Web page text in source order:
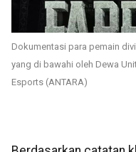
Dokumentasi para pemain
yang di bawahi oleh Dewa
Esports (ANTARA)